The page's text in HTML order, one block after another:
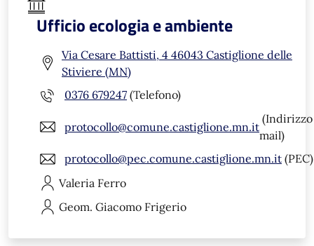
Ufficio ecologia e ambiente
Via Cesare Battisti, 4 46043 Castiglione delle
Stiviere (MN)
0376 679247 (Telefono)
protocollo@comune.castiglione.mn.it
(Indirizzo
mail)
protocollo@pec.comune.castiglione.mn.it (PEC)
Valeria Ferro
Geom. Giacomo Frigerio